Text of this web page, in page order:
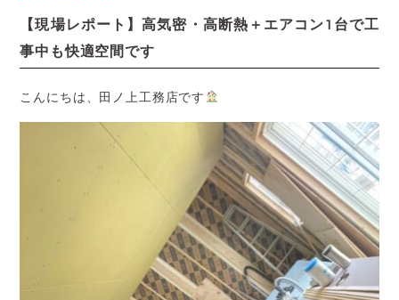
【現場レポート】高気密・高断熱＋エアコン1台で工
事中も快適空間です
こんにちは、田ノ上工務店です